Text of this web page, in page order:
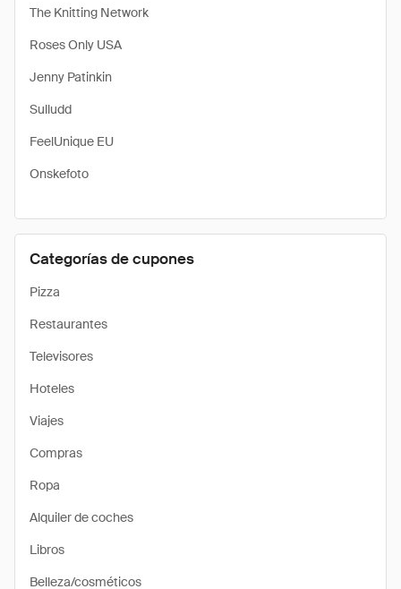
The Knitting Network
Roses Only USA
Jenny Patinkin
Sulludd
FeelUnique EU
Onskefoto
Categorías de cupones
Pizza
Restaurantes
Televisores
Hoteles
Viajes
Compras
Ropa
Alquiler de coches
Libros
Belleza/cosméticos